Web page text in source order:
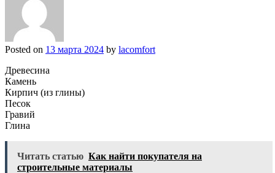
Posted on 13 марта 2024 by lacomfort
Древесина
Камень
Кирпич (из глины)
Песок
Гравий
Глина
Читать статью Как найти покупателя на
строительные материалы